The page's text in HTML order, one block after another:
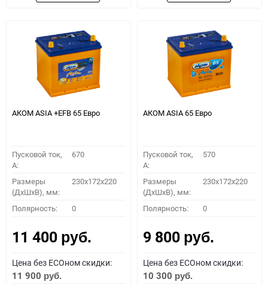
АКОМ ASIA +EFB 65 Евро
Пусковой ток,
A:
670
Размеры
(ДхШхВ), мм:
230x172x220
Полярность: 0
11 400 руб.
Цена без ECOном скидки:
11 900 руб.
АКОМ ASIA 65 Евро
Пусковой ток,
A:
570
Размеры
(ДхШхВ), мм:
230x172x220
Полярность: 0
9 800 руб.
Цена без ECOном скидки:
10 300 руб.